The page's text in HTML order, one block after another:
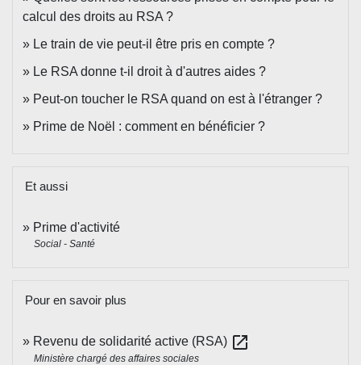
calcul des droits au RSA ?
Le train de vie peut-il être pris en compte ?
Le RSA donne t-il droit à d'autres aides ?
Peut-on toucher le RSA quand on est à l'étranger ?
Prime de Noël : comment en bénéficier ?
Et aussi
Prime d'activité
Social - Santé
Pour en savoir plus
Revenu de solidarité active (RSA) open_in_new
Ministère chargé des affaires sociales